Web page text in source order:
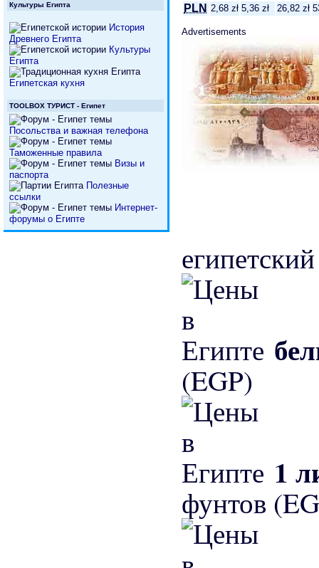
Культуры Египта
История
Древнего Египта
Культуры
Египта
Египетская кухня
TOOLBOX ТУРИСТ - Египет
Посольства и важная телефона
Таможенные правила
Визы и
паспорта
Полезные
ссылки
Интернет-
форумы о Египте
PLN 2,68 zł 5,36 zł 26,82 zł
Advertisements
(EGP)
1
фунтов